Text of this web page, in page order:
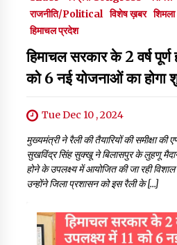
राजनीति/Political विशेष ख़बर शिमला
हिमाचल प्रदेश
हिमाचल सरकार के 2 वर्ष
को 6 नई योजनाओं का
Tue Dec 10 , 2024
मुख्यमंत्री ने रैली की तैयारियों की समीक्षा की
सुखविंद्र सिंह सुक्खू ने बिलासपुर के लुहणू मैदान
होने के उपलक्ष्य में आयोजित की जा रही विशाल
उन्होंने जिला प्रशासन को इस रैली के […]